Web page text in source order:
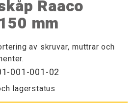
Raaco
mm
av skruvar, muttrar och
001-001-02
lagerstatus